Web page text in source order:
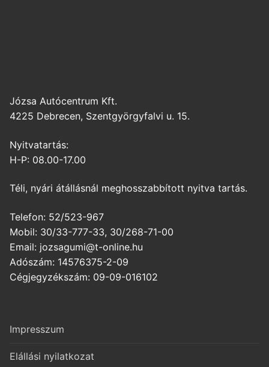
Józsa Autócentrum Kft.
4225 Debrecen, Szentgyörgyfalvi u. 15.
Nyitvatartás:
H-P: 08.00-17.00
Téli, nyári átállásnál meghosszabbított nyitva tartás.
Telefon: 52/523-967
Mobil: 30/33-777-33, 30/268-71-00
Email: jozsagumi@t-online.hu
Adószám: 14576375-2-09
Cégjegyzékszám: 09-09-016102
Impresszum
Elállási nyilatkozat